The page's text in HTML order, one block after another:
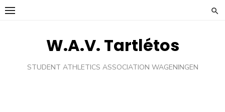
Ga
W.A.V. Tartlétos
STUDENT ATHLETICS ASSOCIATION WAGENINGEN